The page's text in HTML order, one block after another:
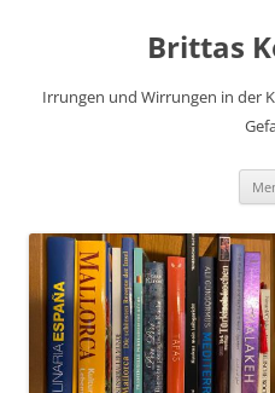
Brittas
Irrungen und Wirrungen in der